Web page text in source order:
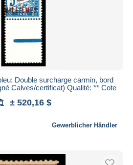
Double surcharge carmin, bord
Calves/certificat) Qualité: ** Cote
± 520,16 $
Gewerblicher Händler